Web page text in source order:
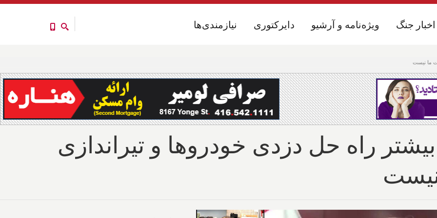
ما نیست
نیازمندی‌ها دایرکتوری ویژه‌نامه و آرشیو اخبار جنگ نیازمندی‌ها دایرکتوری ویژه‌نامه و آرشیو اخبار جنگ
بیشتر راه حل دزدی خودروها و تیراندازی